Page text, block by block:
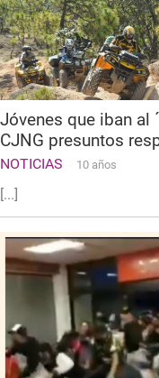
Jóvenes que iban al
CJNG presuntos
NOTICIAS 10 años
[...]